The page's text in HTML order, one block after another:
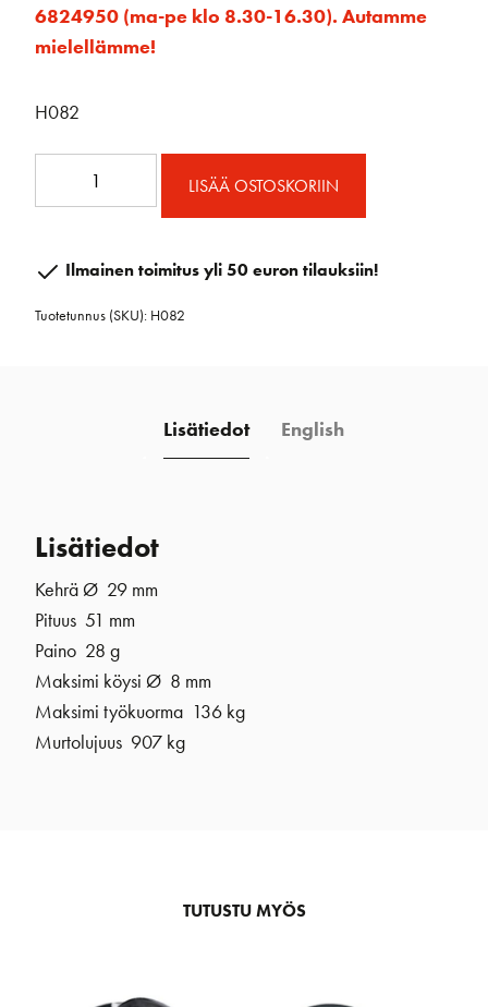
6824950 (ma-pe klo 8.30-16.30). Autamme
mielellämme!
H082
LISÄÄ OSTOSKORIIN
Ilmainen toimitus yli 50 euron tilauksiin!
Tuotetunnus (SKU): H082
Lisätiedot English
Lisätiedot
Kehrä Ø 29 mm
Pituus 51 mm
Paino 28 g
Maksimi köysi Ø 8 mm
Maksimi työkuorma 136 kg
Murtolujuus 907 kg
TUTUSTU MYÖS